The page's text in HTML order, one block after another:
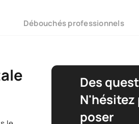
Débouchés professionnels
Des
N'hésitez
poser